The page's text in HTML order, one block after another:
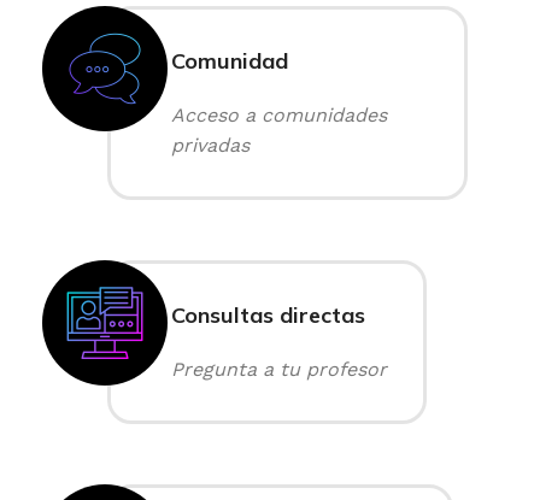
Comunidad
Acceso a comunidades
privadas
Consultas directas
Pregunta a tu profesor